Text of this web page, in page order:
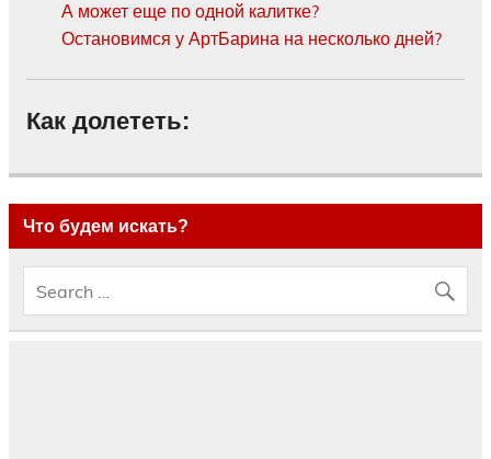
А может еще по одной калитке?
Остановимся у АртБарина на несколько дней?
Как долететь:
Что будем искать?